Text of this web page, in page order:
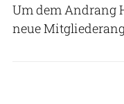
Um dem Andrang
neue